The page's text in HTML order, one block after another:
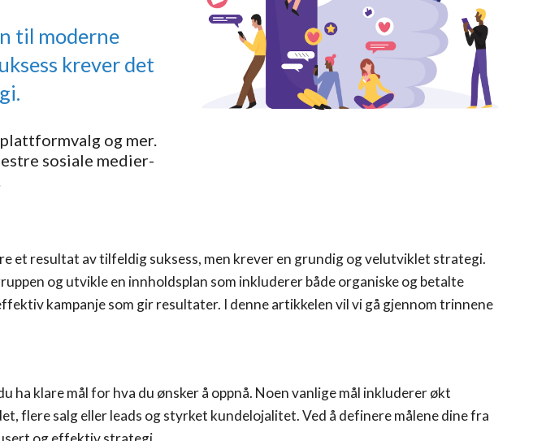
til moderne
krever det
og mer.
sosiale medier-
et resultat av tilfeldig suksess, men krever en grundig og velutviklet strategi.
og utvikle en innholdsplan som inkluderer både organiske og betalte
kampanje som gir resultater. I denne artikkelen vil vi gå gjennom trinnene
ha klare mål for hva du ønsker å oppnå. Noen vanlige mål inkluderer økt
flere salg eller leads og styrket kundelojalitet. Ved å definere målene dine fra